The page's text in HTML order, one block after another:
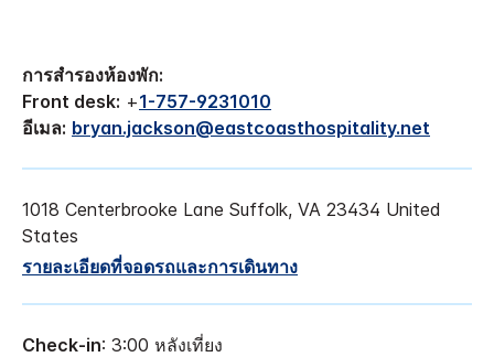
การสำรองห้องพัก:
Front desk: +1-757-9231010
อีเมล: bryan.jackson@eastcoasthospitality.net
1018 Centerbrooke Lane Suffolk, VA 23434 United
States
รายละเอียดที่จอดรถและการเดินทาง
Check-in: 3:00 หลังเที่ยง